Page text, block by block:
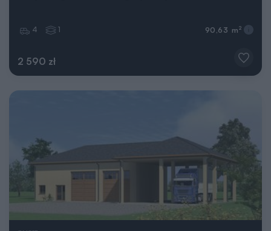
2 590 zł
4 1 90,63 m 2